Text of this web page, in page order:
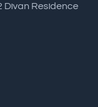
Divan Residence